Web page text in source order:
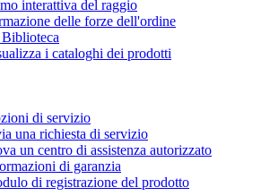
interattiva del raggio
delle forze dell'ordine
i cataloghi dei prodotti
di servizio
una richiesta di servizio
un centro di assistenza autorizzato
di garanzia
di registrazione del prodotto